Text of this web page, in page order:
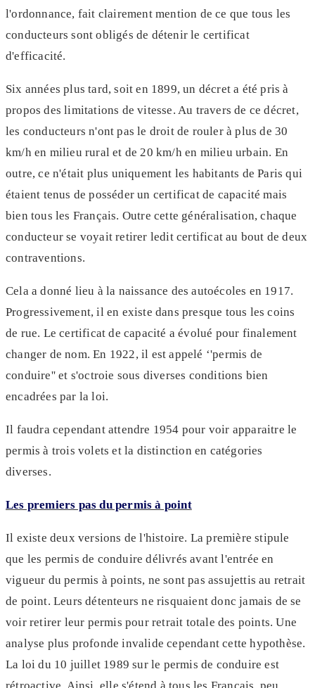
l'ordonnance, fait clairement mention de ce que tous les
conducteurs sont obligés de détenir le certificat
d'efficacité.
Six années plus tard, soit en 1899, un décret a été pris à
propos des limitations de vitesse. Au travers de ce décret,
les conducteurs n'ont pas le droit de rouler à plus de 30
km/h en milieu rural et de 20 km/h en milieu urbain. En
outre, ce n'était plus uniquement les habitants de Paris qui
étaient tenus de posséder un certificat de capacité mais
bien tous les Français. Outre cette généralisation, chaque
conducteur se voyait retirer ledit certificat au bout de deux
contraventions.
Cela a donné lieu à la naissance des autoécoles en 1917.
Progressivement, il en existe dans presque tous les coins
de rue. Le certificat de capacité a évolué pour finalement
changer de nom. En 1922, il est appelé ‘'permis de
conduire'' et s'octroie sous diverses conditions bien
encadrées par la loi.
Il faudra cependant attendre 1954 pour voir apparaitre le
permis à trois volets et la distinction en catégories
diverses.
Les premiers pas du permis à point
Il existe deux versions de l'histoire. La première stipule
que les permis de conduire délivrés avant l'entrée en
vigueur du permis à points, ne sont pas assujettis au retrait
de point. Leurs détenteurs ne risquaient donc jamais de se
voir retirer leur permis pour retrait totale des points. Une
analyse plus profonde invalide cependant cette hypothèse.
La loi du 10 juillet 1989 sur le permis de conduire est